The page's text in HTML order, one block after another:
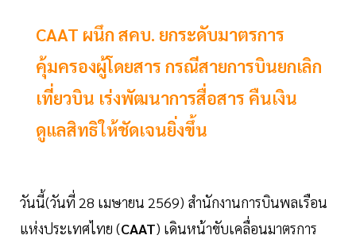
CAAT ผนึก สคบ. ยกระดับมาตรการ
คุ้มครองผู้โดยสาร กรณีสายการบินยกเลิก
เที่ยวบิน เร่งพัฒนาการสื่อสาร คืนเงิน
ดูแลสิทธิให้ชัดเจนยิ่งขึ้น
วันนี้(วันที่ 28 เมษายน 2569) สำนักงานการบินพลเรือน
แห่งประเทศไทย (CAAT) เดินหน้าขับเคลื่อนมาตรการ